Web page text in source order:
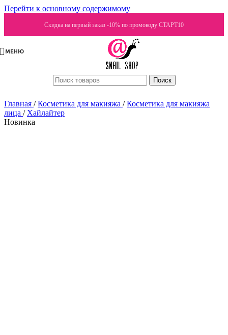
Перейти к основному содержимому
Скидка на первый заказ -10% по промокоду СТАРТ10
МЕНЮ
Поиск
Главная / Косметика для макияжа / Косметика для макияжа
лица / Хайлайтер
Новинка